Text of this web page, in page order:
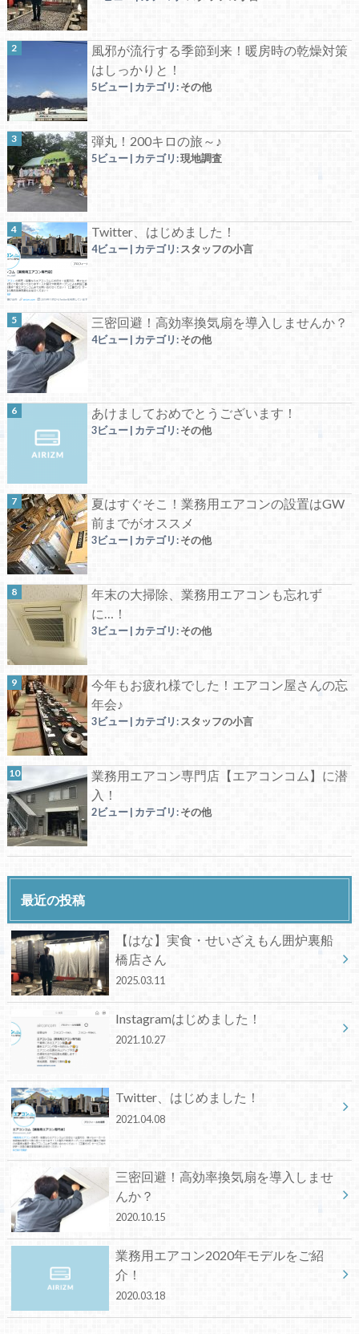
風邪が流行する季節到来！暖房時の乾燥対策
はしっかりと！
5ビュー| カテゴリ:その他
弾丸！200キロの旅～♪
5ビュー| カテゴリ:現地調査
Twitter、はじめました！
4ビュー| カテゴリ:スタッフの小言
三密回避！高効率換気扇を導入しませんか？
4ビュー| カテゴリ:その他
あけましておめでとうございます！
3ビュー| カテゴリ:その他
夏はすぐそこ！業務用エアコンの設置はGW
前までがオススメ
3ビュー| カテゴリ:その他
年末の大掃除、業務用エアコンも忘れず
に…！
3ビュー| カテゴリ:その他
今年もお疲れ様でした！エアコン屋さんの忘
年会♪
3ビュー| カテゴリ:スタッフの小言
業務用エアコン専門店【エアコンコム】に潜
入！
2ビュー| カテゴリ:その他
最近の投稿
【はな】実食・せいざえもん囲炉裏船
橋店さん
2025.03.11
Instagramはじめました！
2021.10.27
Twitter、はじめました！
2021.04.08
三密回避！高効率換気扇を導入しませ
んか？
2020.10.15
業務用エアコン2020年モデルをご紹
介！
2020.03.18